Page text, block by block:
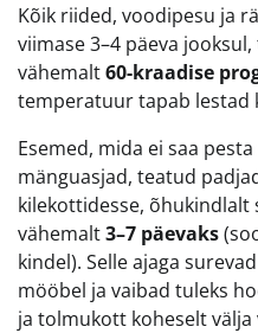
Kõik riided, voodipesu ja
viimase 3–4 päeva
vähemalt60-kraadise
temperatuur tapab lestad
Esemed, mida ei saa
mänguasjad, teatud
kilekottidesse, õhukindlalt
vähemalt3–7 päevaks
kindel). Selle ajaga
mööbel ja vaibad tuleks
ja tolmukott koheselt välja